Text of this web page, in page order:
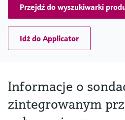
Przejdź do wyszukiwarki
Idź do Applicator
Informacje o
zintegrowanym